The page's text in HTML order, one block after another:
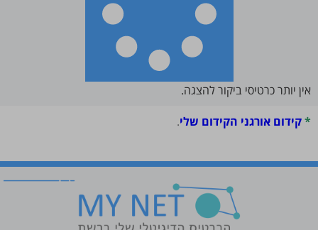
אין יותר כרטיסי ביקור להצגה.
*קידום אורגני הקידום שלי.